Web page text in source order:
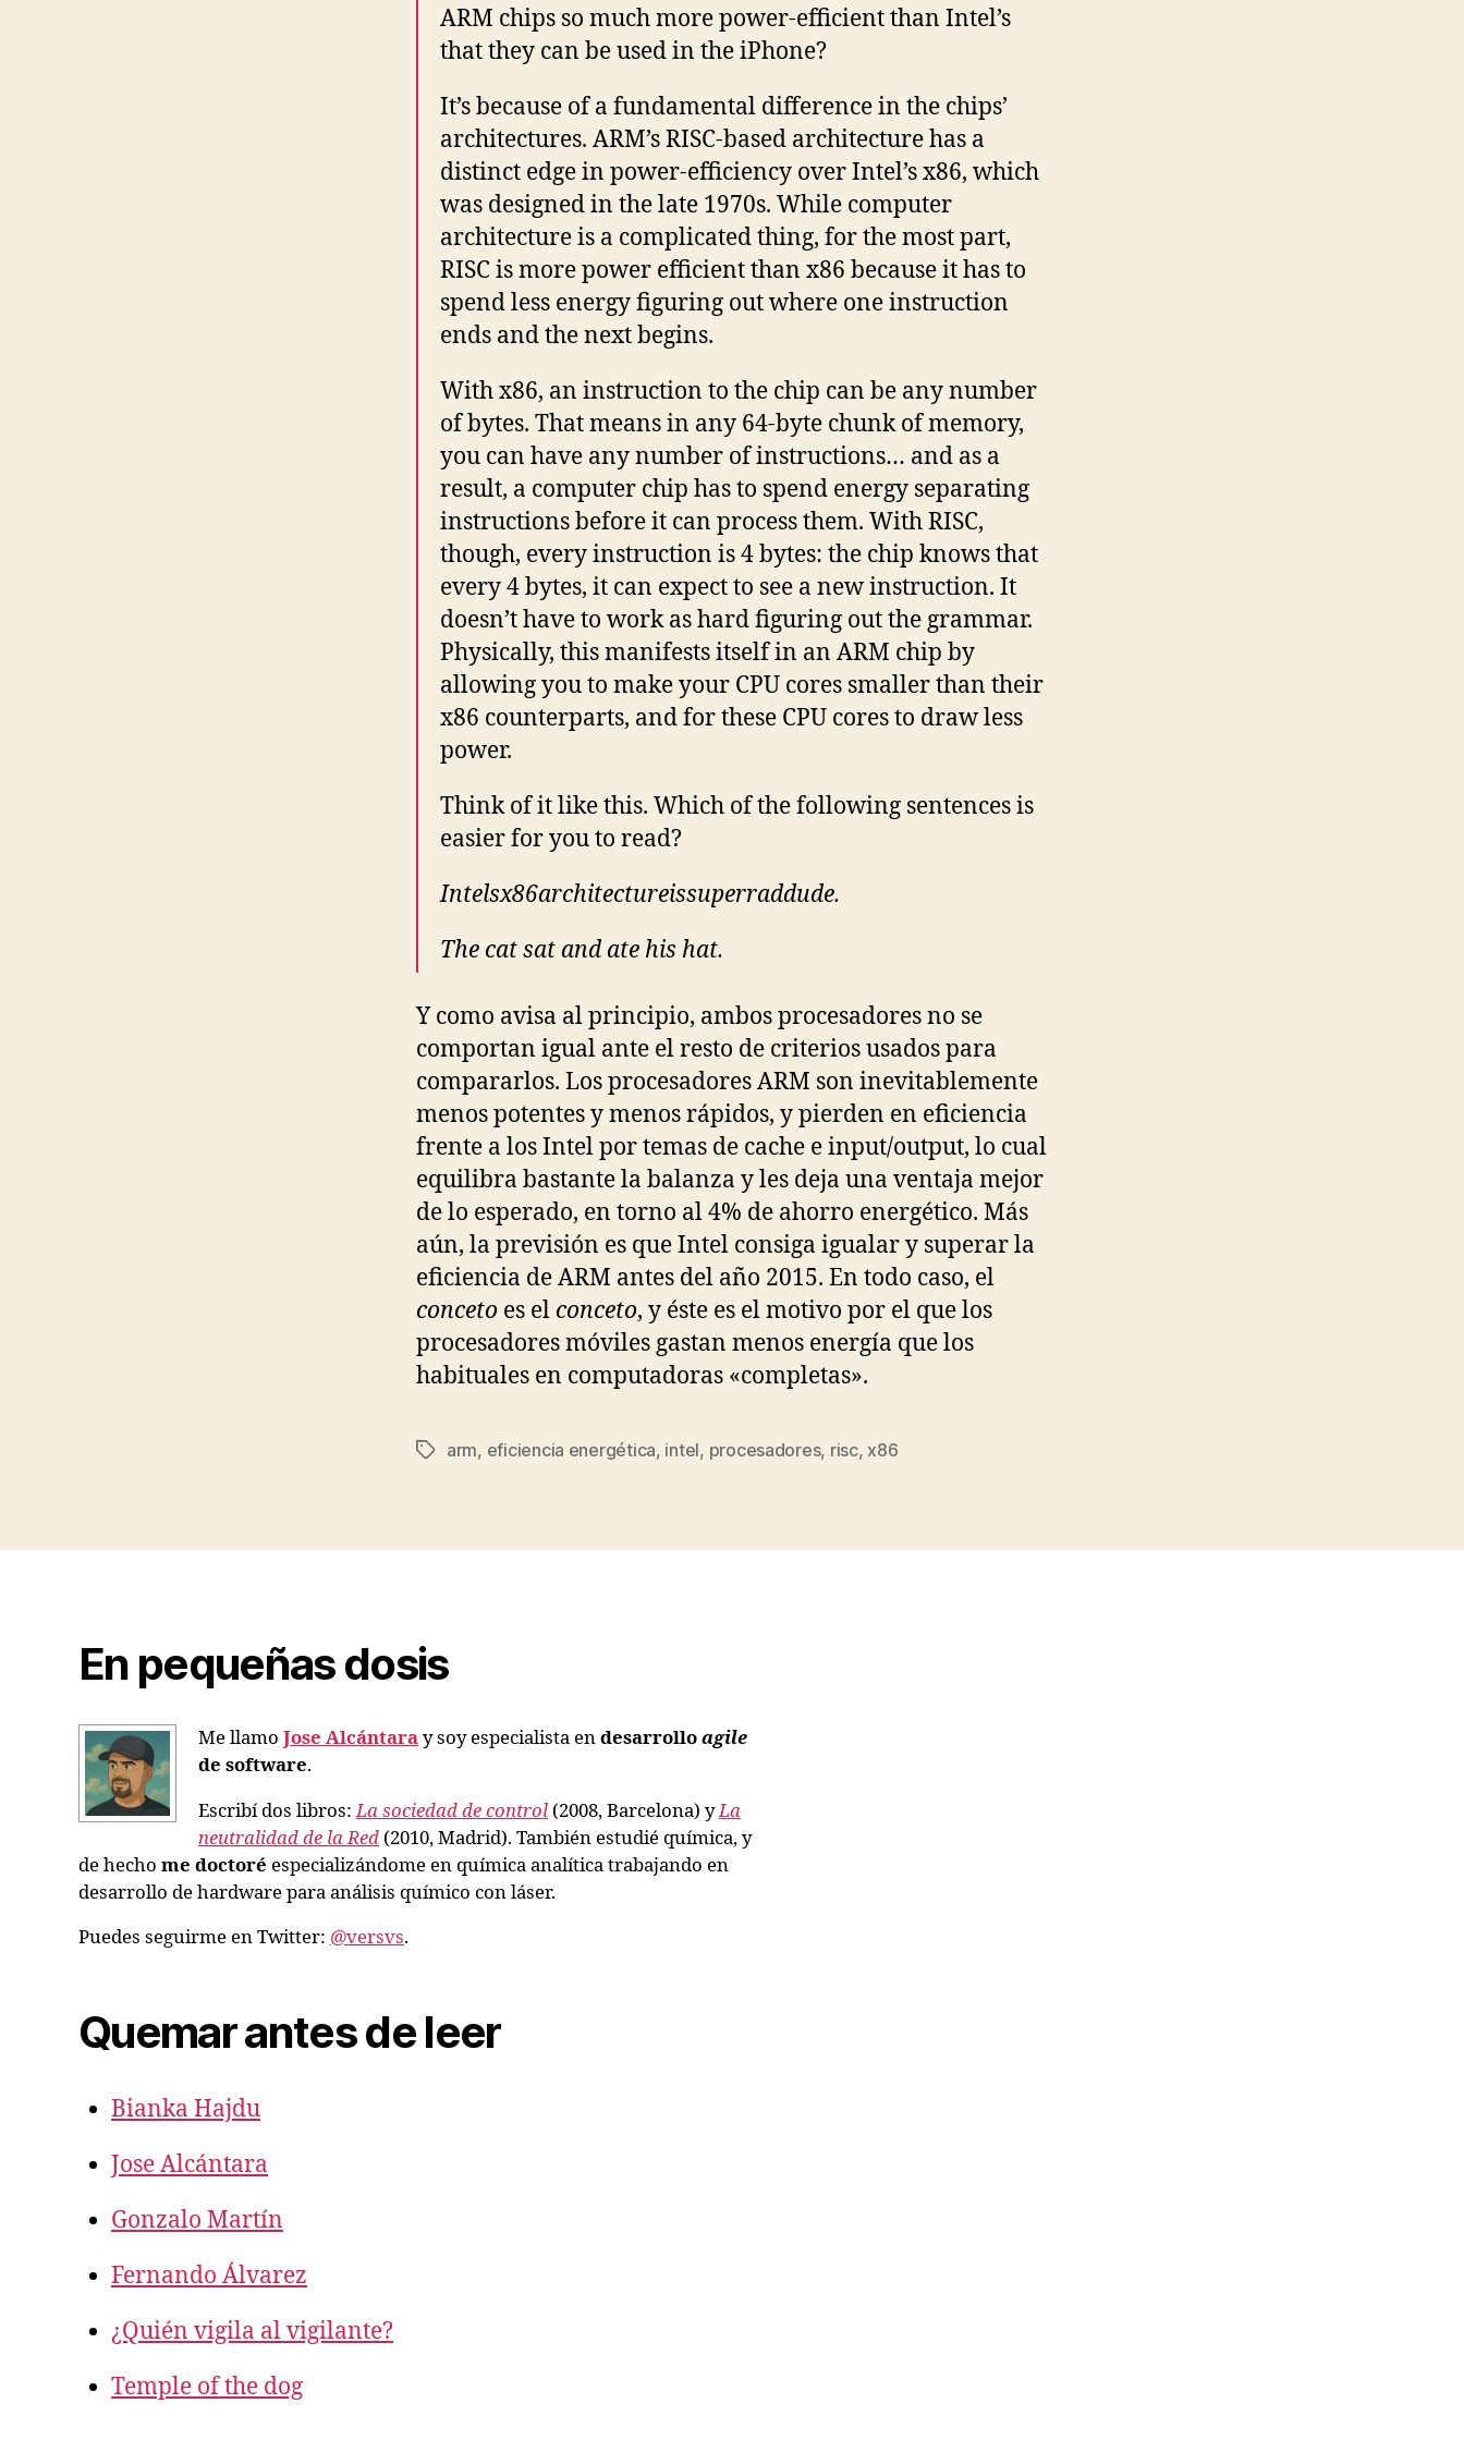
ARM chips so much more power-efficient than Intel’s
that they can be used in the iPhone?
It’s because of a fundamental difference in the chips’
architectures. ARM’s RISC-based architecture has a
distinct edge in power-efficiency over Intel’s x86, which
was designed in the late 1970s. While computer
architecture is a complicated thing, for the most part,
RISC is more power efficient than x86 because it has to
spend less energy figuring out where one instruction
ends and the next begins.
With x86, an instruction to the chip can be any number
of bytes. That means in any 64-byte chunk of memory,
you can have any number of instructions… and as a
result, a computer chip has to spend energy separating
instructions before it can process them. With RISC,
though, every instruction is 4 bytes: the chip knows that
every 4 bytes, it can expect to see a new instruction. It
doesn’t have to work as hard figuring out the grammar.
Physically, this manifests itself in an ARM chip by
allowing you to make your CPU cores smaller than their
x86 counterparts, and for these CPU cores to draw less
power.
Think of it like this. Which of the following sentences is
easier for you to read?
Intelsx86architectureissuperraddude.
The cat sat and ate his hat.
Y como avisa al principio, ambos procesadores no se
comportan igual ante el resto de criterios usados para
compararlos. Los procesadores ARM son inevitablemente
menos potentes y menos rápidos, y pierden en eficiencia
frente a los Intel por temas de cache e input/output, lo cual
equilibra bastante la balanza y les deja una ventaja mejor
de lo esperado, en torno al 4% de ahorro energético. Más
aún, la previsión es que Intel consiga igualar y superar la
eficiencia de ARM antes del año 2015. En todo caso, el
conceto es el conceto, y éste es el motivo por el que los
procesadores móviles gastan menos energía que los
habituales en computadoras «completas».
Etiquetas
arm, eficiencia energética, intel, procesadores, risc, x86
En pequeñas dosis
Me llamo Jose Alcántaray soy especialista endesarrolloagile
de software.
Escribí dos libros:La sociedad de control (2008, Barcelona) yLa
neutralidad de la Red (2010, Madrid). También estudié química, y
de hecho me doctoré especializándome en química analítica trabajando en
desarrollo de hardware para análisis químico con láser.
Puedes seguirme en Twitter: @versvs.
Quemar antes de leer
Bianka Hajdu
Jose Alcántara
Gonzalo Martín
Fernando Álvarez
¿Quién vigila al vigilante?
Temple of the dog